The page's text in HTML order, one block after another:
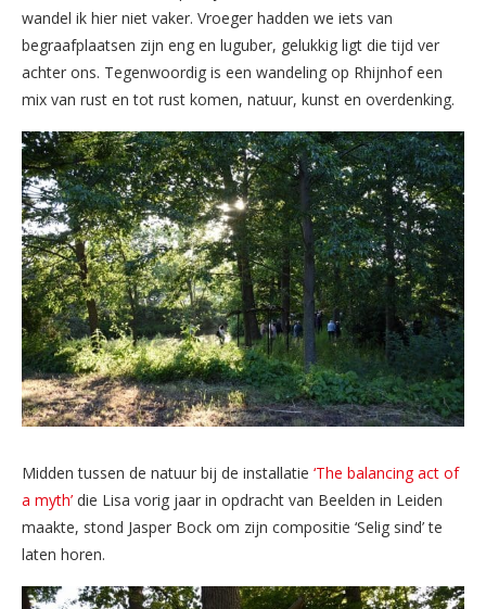
wandel ik hier niet vaker. Vroeger hadden we iets van
begraafplaatsen zijn eng en luguber, gelukkig ligt die tijd ver
achter ons. Tegenwoordig is een wandeling op Rhijnhof een
mix van rust en tot rust komen, natuur, kunst en overdenking.
Midden tussen de natuur bij de installatie ‘The balancing act of
a myth’ die Lisa vorig jaar in opdracht van Beelden in Leiden
maakte, stond Jasper Bock om zijn compositie ‘Selig sind’ te
laten horen.